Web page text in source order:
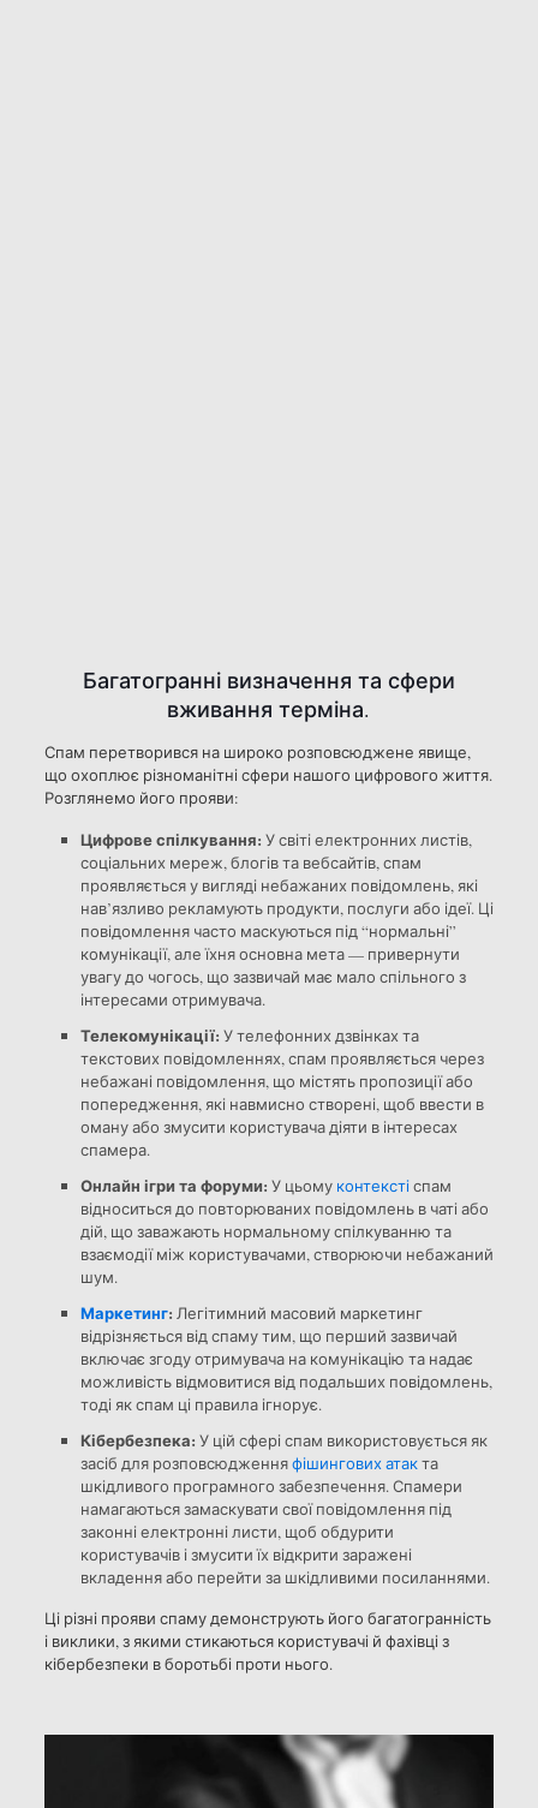
Багатогранні визначення та сфери
вживання терміна.
Спам перетворився на широко розповсюджене явище,
що охоплює різноманітні сфери нашого цифрового життя.
Розглянемо його прояви:
Цифрове спілкування: У світі електронних листів,
соціальних мереж, блогів та вебсайтів, спам
проявляється у вигляді небажаних повідомлень, які
нав’язливо рекламують продукти, послуги або ідеї. Ці
повідомлення часто маскуються під “нормальні”
комунікації, але їхня основна мета — привернути
увагу до чогось, що зазвичай має мало спільного з
інтересами отримувача.
Телекомунікації: У телефонних дзвінках та
текстових повідомленнях, спам проявляється через
небажані повідомлення, що містять пропозиції або
попередження, які навмисно створені, щоб ввести в
оману або змусити користувача діяти в інтересах
спамера.
Онлайн ігри та форуми: У цьому контекстіспам
відноситься до повторюваних повідомлень в чаті або
дій, що заважають нормальному спілкуванню та
взаємодії між користувачами, створюючи небажаний
шум.
Маркетинг: Легітимний масовий маркетинг
відрізняється від спаму тим, що перший зазвичай
включає згоду отримувача на комунікацію та надає
можливість відмовитися від подальших повідомлень,
тоді як спам ці правила ігнорує.
Кібербезпека: У цій сфері спам використовується як
засіб для розповсюдженняфішингових атакта
шкідливого програмного забезпечення. Спамери
намагаються замаскувати свої повідомлення під
законні електронні листи, щоб обдурити
користувачів і змусити їх відкрити заражені
вкладення або перейти за шкідливими посиланнями.
Ці різні прояви спаму демонструють його багатогранність
і виклики, з якими стикаються користувачі й фахівці з
кібербезпеки в боротьбі проти нього.